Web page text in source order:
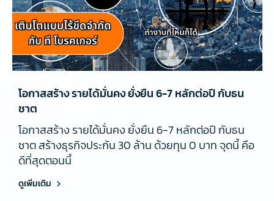
โอกาสสร้าง รายได้มั่นคง ยั่งยืน 6-7 หลักต่อปี กับธน
ชาต
โอกาสสร้าง รายได้มั่นคง ยั่งยืน 6-7 หลักต่อปี กับธน
ชาต สร้างธุรกิจประกัน 30 ล้าน ด้วยทุน 0 บาท จุดนี้ คือ
ดีที่สุดตอนนี้
ดูเพิ่มเติม